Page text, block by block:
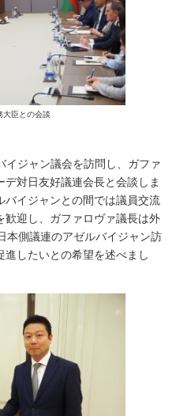
大臣との会談
イジャン議会を訪問し、ガファ
対日友好議連会長と会談しま
バイジャンとの間では議員交流
歓迎し、ガファロヴァ議長は外
本側議連のアゼルバイジャン訪
進したいとの希望を述べまし